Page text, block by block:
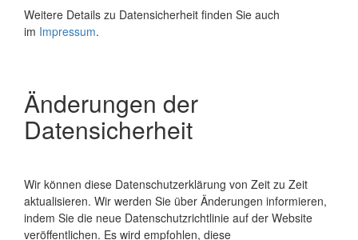
Weitere Details zu Datensicherheit finden Sie auch
im Impressum.
Änderungen der
Datensicherheit
Wir können diese Datenschutzerklärung von Zeit zu Zeit
aktualisieren. Wir werden Sie über Änderungen informieren,
indem Sie die neue Datenschutzrichtlinie auf der Website
veröffentlichen. Es wird empfohlen, diese